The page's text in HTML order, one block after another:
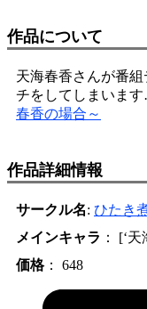
作品について
天海春香さんが番
チをしてしまいま
春香の場合～
作品詳細情報
サークル名: ひたき
メインキャラ ： [‘
価格： 648